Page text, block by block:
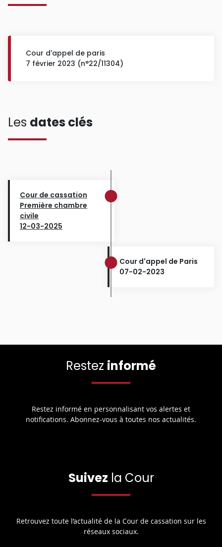
Cour d'appel de paris
7 février 2023 (n°22/11304)
Les dates clés
Cour de cassation
Première chambre
civile
12-03-2025
Cour d'appel de Paris
07-02-2023
Restez informé
Restez informé en personnalisant vos alertes et
notifications. Abonnez-vous à toutes nos actualités.
Suivez la Cour
Retrouvez toute l’actualité de la Cour de cassation sur les
réseaux sociaux.